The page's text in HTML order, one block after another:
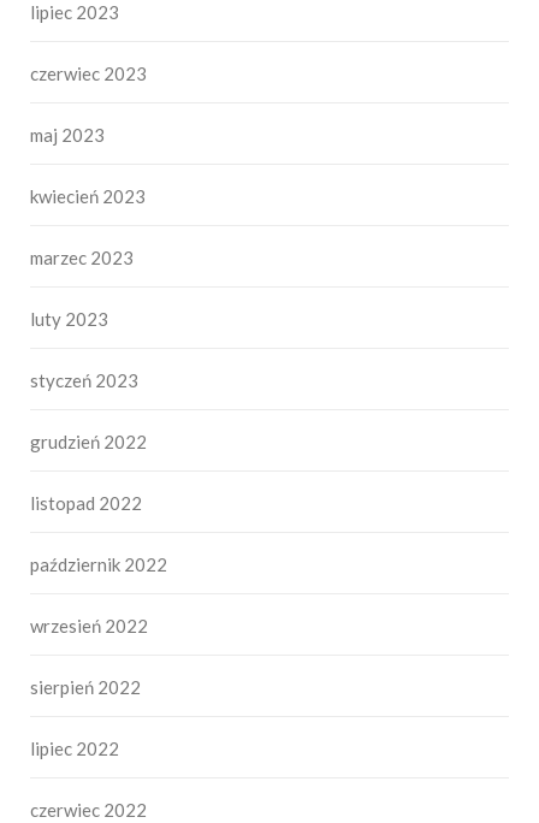
lipiec 2023
czerwiec 2023
maj 2023
kwiecień 2023
marzec 2023
luty 2023
styczeń 2023
grudzień 2022
listopad 2022
październik 2022
wrzesień 2022
sierpień 2022
lipiec 2022
czerwiec 2022